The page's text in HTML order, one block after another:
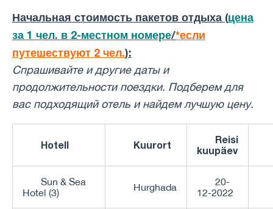
Начальная стоимость пакетов отдыха (цена
за 1 чел. в 2-местном номере/*если
путешествуют 2 чел.):
Спрашивайте и другие даты и ​​
продолжительности поездки. Подберем для
вас подходящий отель и найдем лучшую цену.
Hotell Kuurort
Reisi
kuupäev
Sun & Sea
Hotel (3)
Hurghada
20-
12-2022